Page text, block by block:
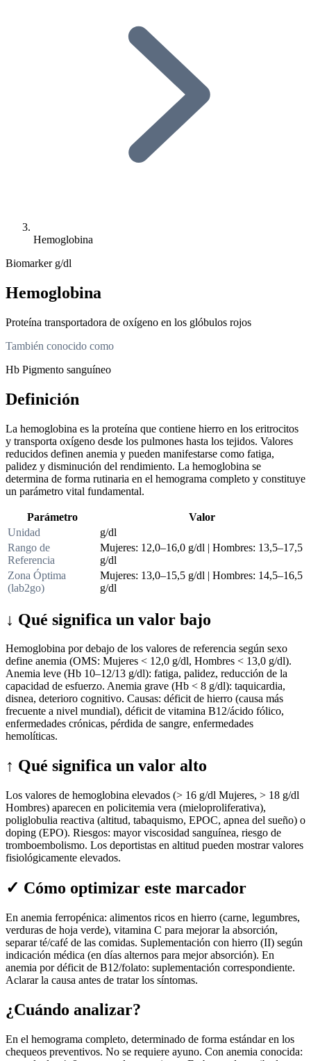
Hemoglobina
Biomarker g/dl
Hemoglobina
Proteína transportadora de oxígeno en los glóbulos rojos
También conocido como
Hb Pigmento sanguíneo
Definición
La hemoglobina es la proteína que contiene hierro en los eritrocitos
y transporta oxígeno desde los pulmones hasta los tejidos. Valores
reducidos definen anemia y pueden manifestarse como fatiga,
palidez y disminución del rendimiento. La hemoglobina se
determina de forma rutinaria en el hemograma completo y constituye
un parámetro vital fundamental.
Parámetro
Valor
Unidad
g/dl
Rango de
Referencia
Mujeres: 12,0–16,0 g/dl | Hombres: 13,5–17,5
g/dl
Zona Óptima
(lab2go)
Mujeres: 13,0–15,5 g/dl | Hombres: 14,5–16,5
g/dl
↓ Qué significa un valor bajo
Hemoglobina por debajo de los valores de referencia según sexo
define anemia (OMS: Mujeres < 12,0 g/dl, Hombres < 13,0 g/dl).
Anemia leve (Hb 10–12/13 g/dl): fatiga, palidez, reducción de la
capacidad de esfuerzo. Anemia grave (Hb < 8 g/dl): taquicardia,
disnea, deterioro cognitivo. Causas: déficit de hierro (causa más
frecuente a nivel mundial), déficit de vitamina B12/ácido fólico,
enfermedades crónicas, pérdida de sangre, enfermedades
hemolíticas.
↑ Qué significa un valor alto
Los valores de hemoglobina elevados (> 16 g/dl Mujeres, > 18 g/dl
Hombres) aparecen en policitemia vera (mieloproliferativa),
poliglobulia reactiva (altitud, tabaquismo, EPOC, apnea del sueño) o
doping (EPO). Riesgos: mayor viscosidad sanguínea, riesgo de
tromboembolismo. Los deportistas en altitud pueden mostrar valores
fisiológicamente elevados.
✓ Cómo optimizar este marcador
En anemia ferropénica: alimentos ricos en hierro (carne, legumbres,
verduras de hoja verde), vitamina C para mejorar la absorción,
separar té/café de las comidas. Suplementación con hierro (II) según
indicación médica (en días alternos para mejor absorción). En
anemia por déficit de B12/folato: suplementación correspondiente.
Aclarar la causa antes de tratar los síntomas.
¿Cuándo analizar?
En el hemograma completo, determinado de forma estándar en los
chequeos preventivos. No se requiere ayuno. Con anemia conocida: